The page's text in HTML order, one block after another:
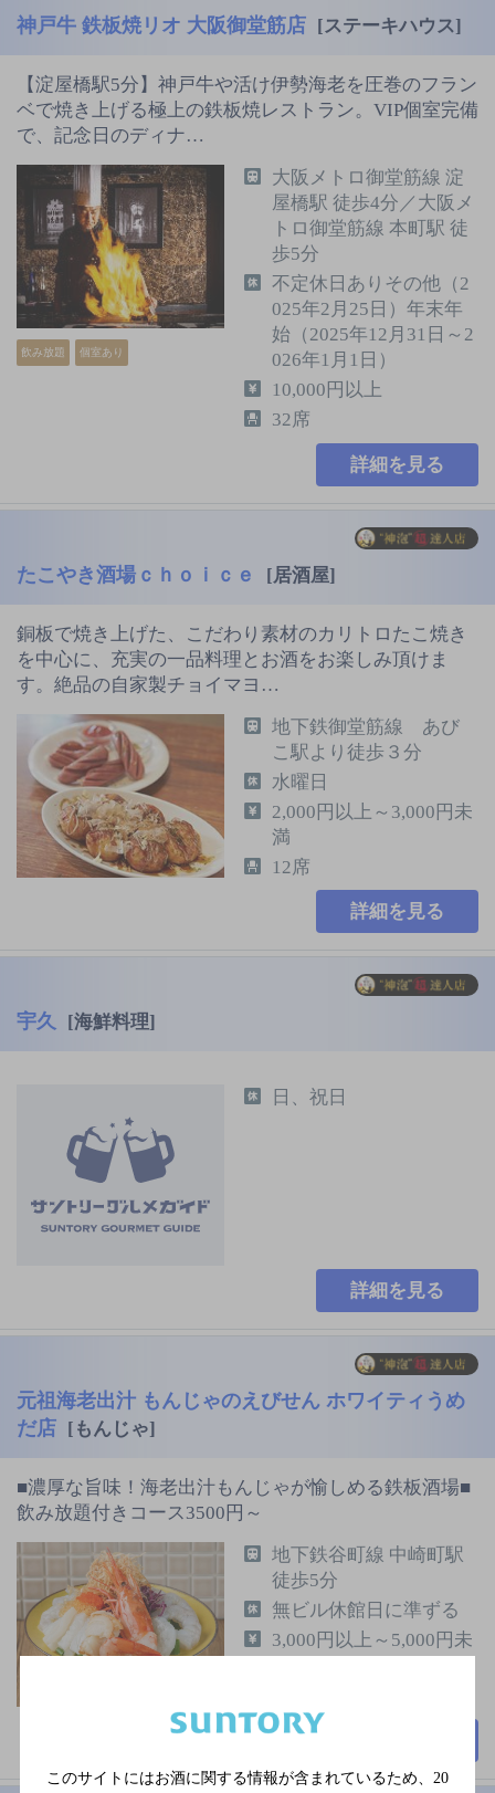
神戸牛 鉄板焼リオ 大阪御堂筋店 [ステーキハウス]
【淀屋橋駅5分】神戸牛や活け伊勢海老を圧巻のフラン
ベで焼き上げる極上の鉄板焼レストラン。VIP個室完備
で、記念日のディナ…
飲み放題 個室あり
大阪メトロ御堂筋線 淀
屋橋駅 徒歩4分／大阪メ
トロ御堂筋線 本町駅 徒
歩5分
不定休日ありその他（2
025年2月25日）年末年
始（2025年12月31日～2
026年1月1日）
10,000円以上
32席
詳細を見る
たこやき酒場ｃｈｏｉｃｅ [居酒屋]
銅板で焼き上げた、こだわり素材のカリトロたこ焼き
を中心に、充実の一品料理とお酒をお楽しみ頂けま
す。絶品の自家製チョイマヨ…
地下鉄御堂筋線 あび
こ駅より徒歩３分
水曜日
2,000円以上～3,000円未
満
12席
詳細を見る
宇久 [海鮮料理]
日、祝日
詳細を見る
元祖海老出汁 もんじゃのえびせん ホワイティうめ
だ店 [もんじゃ]
■濃厚な旨味！海老出汁もんじゃが愉しめる鉄板酒場■
飲み放題付きコース3500円～
地下鉄谷町線 中崎町駅
徒歩5分
無ビル休館日に準ずる
3,000円以上～5,000円未
このサイトにはお酒に関する情報が含まれているため、 20